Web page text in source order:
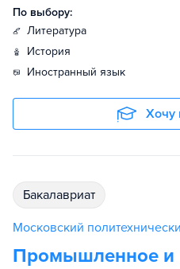
По выбору:
литература
история
иностранный язык
Хочу
бакалавриат
Московский
Промышленное и